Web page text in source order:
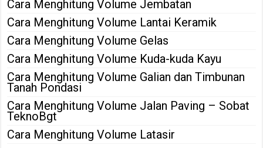
Cara Menghitung Volume Jembatan
Cara Menghitung Volume Lantai Keramik
Cara Menghitung Volume Gelas
Cara Menghitung Volume Kuda-kuda Kayu
Cara Menghitung Volume Galian dan Timbunan
Tanah Pondasi
Cara Menghitung Volume Jalan Paving – Sobat
TeknoBgt
Cara Menghitung Volume Latasir